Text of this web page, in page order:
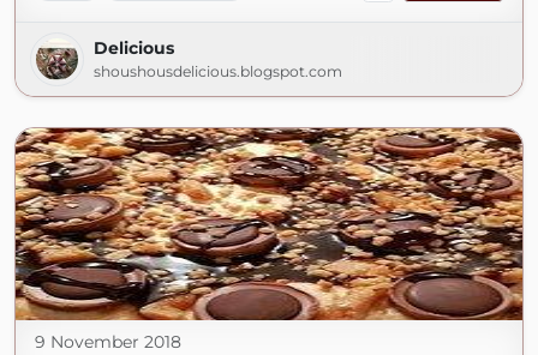
Delicious
shoushousdelicious.blogspot.com
9 November 2018